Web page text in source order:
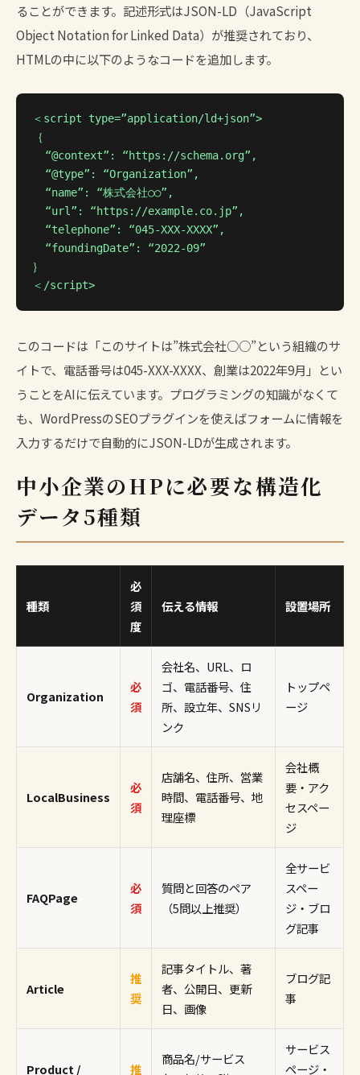
ることができます。記述形式はJSON-LD（JavaScript
Object Notation for Linked Data）が推奨されており、
HTMLの中に以下のようなコードを追加します。
＜script type=”application/ld+json”>
｛
“@context”: “https://schema.org”,
“@type”: “Organization”,
“name”: “株式会社○○”,
“url”: “https://example.co.jp”,
“telephone”: “045-XXX-XXXX”,
“foundingDate”: “2022-09”
｝
＜/script>
このコードは「このサイトは”株式会社○○”という組織のサ
イトで、電話番号は045-XXX-XXXX、創業は2022年9月」とい
うことをAIに伝えています。プログラミングの知識がなくて
も、WordPressのSEOプラグインを使えばフォームに情報を
入力するだけで自動的にJSON-LDが生成されます。
中小企業のHPに必要な構造化
データ5種類
種類
必
須
度
伝える情報 設置場所
Organization
必
須
会社名、URL、ロ
ゴ、電話番号、住
所、設立年、SNSリ
ンク
トップペ
ージ
LocalBusiness
必
須
店舗名、住所、営業
時間、電話番号、地
理座標
会社概
要・アク
セスペー
ジ
FAQPage
必
須
質問と回答のペア
（5問以上推奨）
全サービ
スペー
ジ・ブロ
グ記事
Article
推
奨
記事タイトル、著
者、公開日、更新
日、画像
ブログ記
事
Product / 推
商品名/サービス
サービス
ページ・